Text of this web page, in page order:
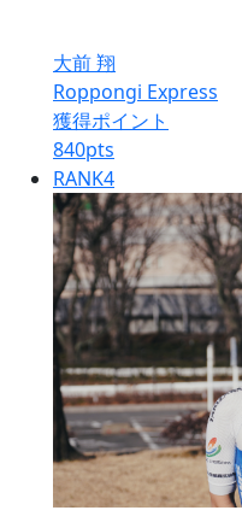
大前 翔
Roppongi Express
獲得ポイント
840pts
RANK4